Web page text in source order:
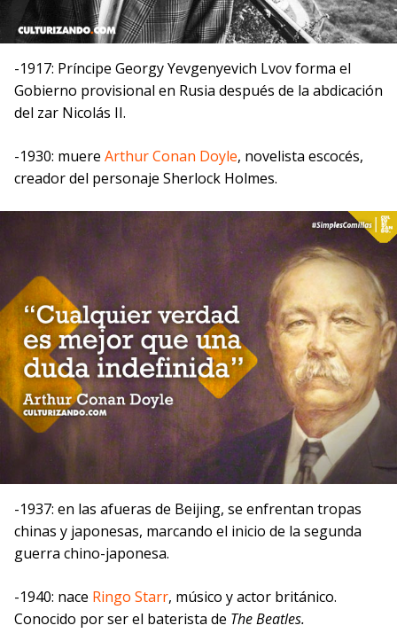
-1917: Príncipe Georgy Yevgenyevich Lvov forma el
Gobierno provisional en Rusia después de la abdicación
del zar Nicolás II.
-1930: muere Arthur Conan Doyle, novelista escocés,
creador del personaje Sherlock Holmes.
-1937: en las afueras de Beijing, se enfrentan tropas
chinas y japonesas, marcando el inicio de la segunda
guerra chino-japonesa.
-1940: nace Ringo Starr, músico y actor británico.
Conocido por ser el baterista de The Beatles.